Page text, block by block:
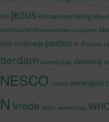
jezus klimaatverandering
Mensenrechten migranten
onderwijs pesten Pi Platform
sinterklaas slavernij
Utrecht verenigde
Vrede Water wetenschap